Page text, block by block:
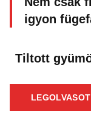
igyon
Tiltott